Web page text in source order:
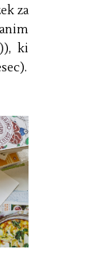
za
ki